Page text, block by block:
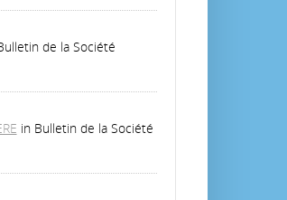
de la Société
in Bulletin de la Société